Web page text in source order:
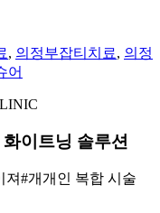
, 의정부잡티치료, 의정
어
이트닝 솔루션
져#개개인 복합 시술